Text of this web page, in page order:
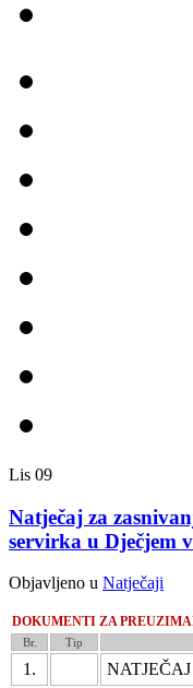
Lis 09
Natječaj za
servirka u Dječjem
Objavljeno u Natječaji
DOKUMENTI ZA
Br. Tip
1. NATJEČAJ